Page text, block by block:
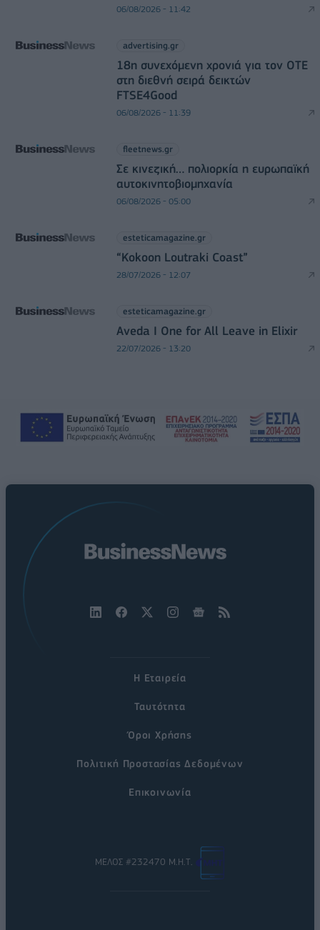
06/08/2026 - 11:42
advertising.gr
18η συνεχόμενη χρονιά για τον ΟΤΕ
στη διεθνή σειρά δεικτών
FTSE4Good
06/08/2026 - 11:39
fleetnews.gr
Σε κινεζική… πολιορκία η ευρωπαϊκή
αυτοκινητοβιομηχανία
06/08/2026 - 05:00
esteticamagazine.gr
“Kokoon Loutraki Coast”
28/07/2026 - 12:07
esteticamagazine.gr
Aveda I One for All Leave in Elixir
22/07/2026 - 13:20
Η Εταιρεία
Ταυτότητα
Όροι Χρήσης
Πολιτική Προστασίας Δεδομένων
Επικοινωνία
ΜΕΛΟΣ #232470 Μ.Η.Τ.